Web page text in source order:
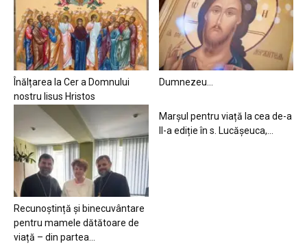
Înălțarea la Cer a Domnului
nostru Iisus Hristos
Dumnezeu…
Recunoștință și binecuvântare
pentru mamele dătătoare de
viață – din partea...
Marșul pentru viață la cea de-a
II-a ediție în s. Lucășeuca,...